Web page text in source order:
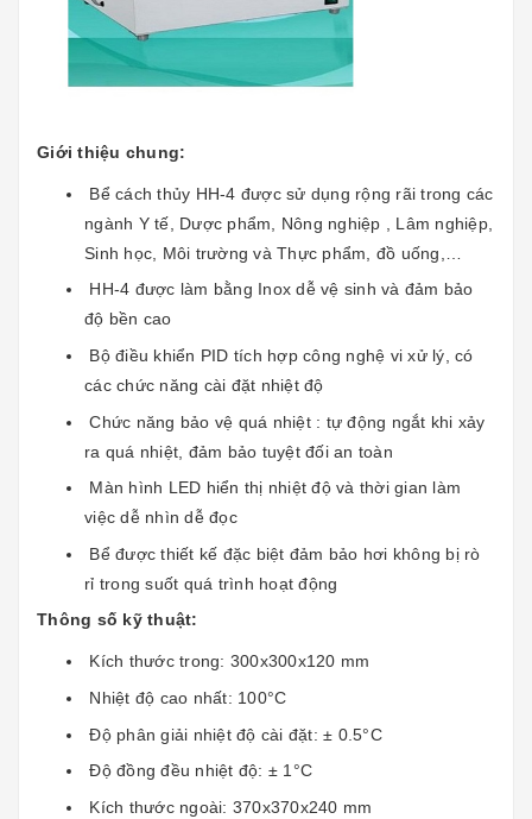
Giới thiệu chung:
Bể cách thủy HH-4 được sử dụng rộng rãi trong các
ngành Y tế, Dược phẩm, Nông nghiệp , Lâm nghiệp,
Sinh học, Môi trường và Thực phẩm, đồ uống,…
HH-4 được làm bằng Inox dễ vệ sinh và đảm bảo
độ bền cao
Bộ điều khiển PID tích hợp công nghệ vi xử lý, có
các chức năng cài đặt nhiệt độ
Chức năng bảo vệ quá nhiệt : tự động ngắt khi xảy
ra quá nhiệt, đảm bảo tuyệt đối an toàn
Màn hình LED hiển thị nhiệt độ và thời gian làm
việc dễ nhìn dễ đọc
Bể được thiết kế đặc biệt đảm bảo hơi không bị rò
rỉ trong suốt quá trình hoạt động
Thông số kỹ thuật:
Kích thước trong: 300x300x120 mm
Nhiệt độ cao nhất: 100°C
Độ phân giải nhiệt độ cài đặt: ± 0.5°C
Độ đồng đều nhiệt độ: ± 1°C
Kích thước ngoài: 370x370x240 mm